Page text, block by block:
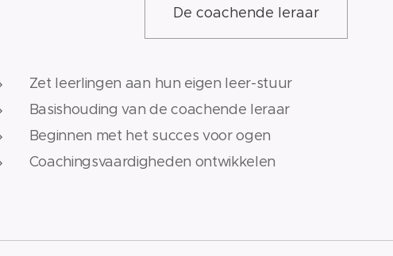
De coachende leraar
Zet leerlingen aan hun eigen leer-stuur
Basishouding van de coachende leraar
Beginnen met het succes voor ogen
Coachingsvaardigheden ontwikkelen